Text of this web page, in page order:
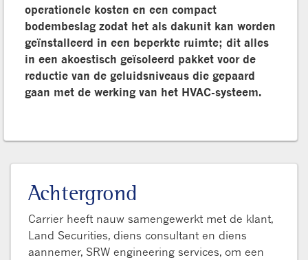
operationele kosten en een compact
bodembeslag zodat het als dakunit kan worden
geïnstalleerd in een beperkte ruimte; dit alles
in een akoestisch geïsoleerd pakket voor de
reductie van de geluidsniveaus die gepaard
gaan met de werking van het HVAC-systeem.
Achtergrond
Carrier heeft nauw samengewerkt met de klant,
Land Securities, diens consultant en diens
aannemer, SRW engineering services, om een